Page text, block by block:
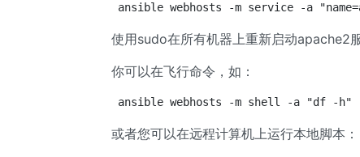
ansible webhosts -m service -a
使用sudo在所有机器上重新启动apache2服
你可以在飞行命令，如：
ansible webhosts -m shell -a "df -h"
或者您可以在远程计算机上运行本地脚本：